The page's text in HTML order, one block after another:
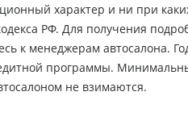
характер и ни при
РФ. Для получения
к менеджерам автосалона.
программы.
не взимаются.